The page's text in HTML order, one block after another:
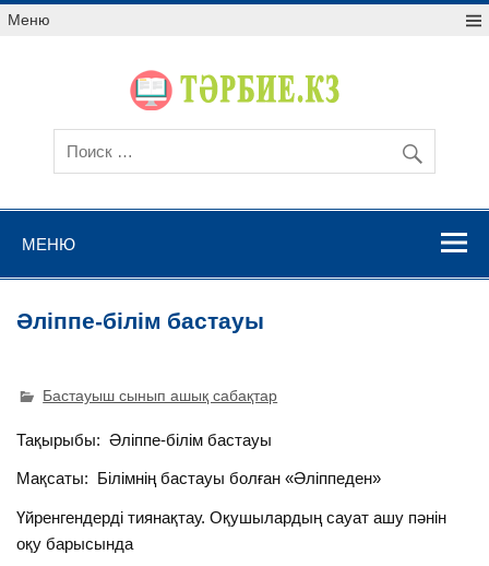
Меню
МЕНЮ
Әліппе-білім бастауы
Бастауыш сынып ашық сабақтар
Тақырыбы: Әліппе-білім бастауы
Мақсаты: Білімнің бастауы болған «Әліппеден»
Үйренгендерді тиянақтау. Оқушылардың сауат ашу пәнін
оқу барысында